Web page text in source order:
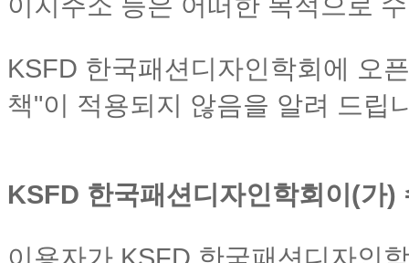
KSFD 한국패션디자인학회에 오
책"이 적용되지 않음을 알려 드립
KSFD 한국패션디자인학회이(가